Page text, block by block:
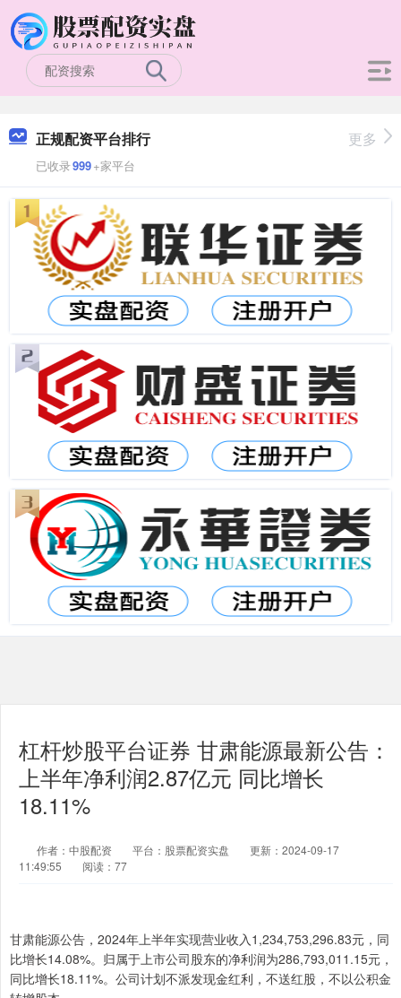
正规配资平台排行
已收录999+家平台
更多
杠杆炒股平台证券 甘肃能源最新公告：
上半年净利润2.87亿元 同比增长
18.11%
作者：中股配资 平台：股票配资实盘
更新：2024-09-17
11:49:55
阅读：77
甘肃能源公告，2024年上半年实现营业收入1,234,753,296.83元，同
比增长14.08%。归属于上市公司股东的净利润为286,793,011.15元，
同比增长18.11%。公司计划不派发现金红利，不送红股，不以公积金